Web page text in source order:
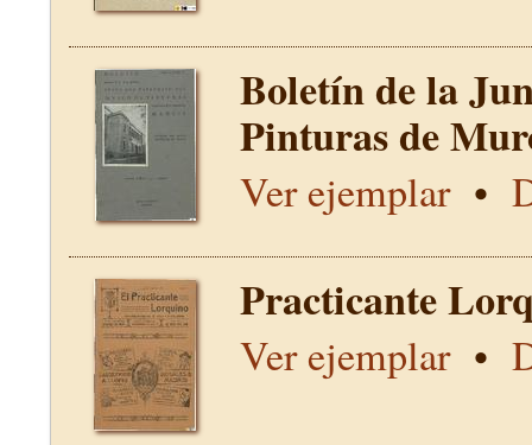
Boletín de la
Pinturas de
Ver ejemplar•
Practicante
Ver ejemplar•